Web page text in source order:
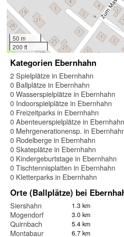
50 m
200 ft
Kategorien Ebernhahn
2 Spielplätze in Ebernhahn
0 Ballplätze in Ebernhahn
0 Wasserspielplätze in Ebernhahn
0 Indoorspielplätze in Ebernhahn
0 Freizeitparks in Ebernhahn
0 Abenteuerspielplätze in Ebernhahn
0 Mehrgenerationensp. in
0 Rodelberge in Ebernhahn
0 Skateplätze in Ebernhahn
0 Kindergeburtstage in Ebernhahn
0 Tischtennisplatten in Ebernhahn
0 Kletterparks in Ebernhahn
Orte (Ballplätze) bei
Siershahn 1.3 km
Mogendorf 3.0 km
Quirnbach 5.4 km
Montabaur 6.7 km